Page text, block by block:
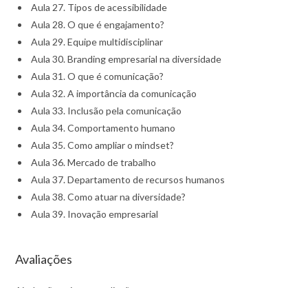
Aula 27. Tipos de acessibilidade
Aula 28. O que é engajamento?
Aula 29. Equipe multidisciplinar
Aula 30. Branding empresarial na diversidade
Aula 31. O que é comunicação?
Aula 32. A importância da comunicação
Aula 33. Inclusão pela comunicação
Aula 34. Comportamento humano
Aula 35. Como ampliar o mindset?
Aula 36. Mercado de trabalho
Aula 37. Departamento de recursos humanos
Aula 38. Como atuar na diversidade?
Aula 39. Inovação empresarial
Avaliações